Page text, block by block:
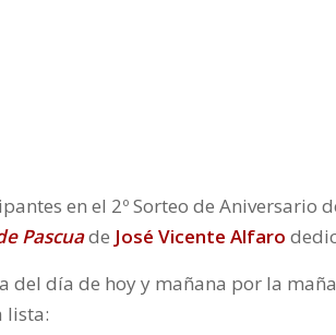
en el 2º Sorteo de Aniversario
Pascuade José Vicente Alfaro
del día de hoy y mañana por la
lista: